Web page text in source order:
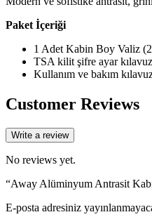
Paket İçeriği
1 Adet Kabin Boy Valiz
TSA kilit şifre ayar
Kullanım ve bakım
Customer Reviews
Write a review
No reviews yet.
“Away Alüminyum Antrasit
E-posta adresiniz